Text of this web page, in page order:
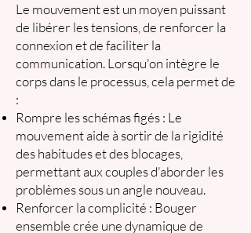
Le mouvement est un moyen puissant
de libérer les tensions, de renforcer la
connexion et de faciliter la
communication. Lorsqu'on intègre le
corps dans le processus, cela permet de
:
Rompre les schémas figés : Le
mouvement aide à sortir de la rigidité
des habitudes et des blocages,
permettant aux couples d'aborder les
problèmes sous un angle nouveau.
Renforcer la complicité : Bouger
ensemble crée une dynamique de